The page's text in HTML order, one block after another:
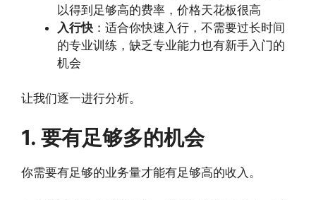
以得到足够高的费率，价格天花板很高
入行快 ：适合你快速入行，不需要过长时间
的专业训练，缺乏专业能力也有新手入门的
机会
让我们逐一进行分析。
1. 要有足够多的机会
你需要有足够的业务量才能有足够高的收入。